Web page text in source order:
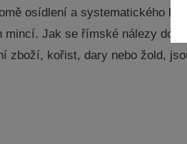
osídlení a systematického
Jak se římské nálezy
zboží, kořist, dary nebo žold,